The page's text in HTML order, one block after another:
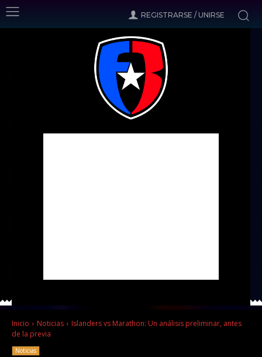
REGISTRARSE / UNIRSE
Inicio Noticias
Islanders vs Marathon: Un análisis preliminar, antes
de la previa
Noticias